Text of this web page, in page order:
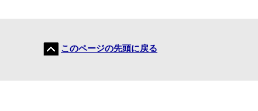
このページの先頭に戻る